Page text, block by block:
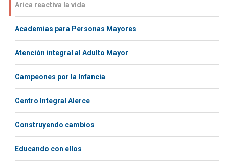
Arica reactiva la vida
Academias para Personas Mayores
Atención integral al Adulto Mayor
Campeones por la Infancia
Centro Integral Alerce
Construyendo cambios
Educando con ellos